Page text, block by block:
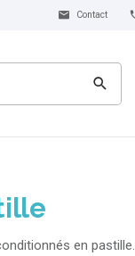
Contact
en